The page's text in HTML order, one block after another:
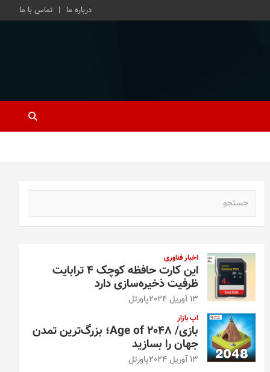
درباره ما تماس با ما
اخبار فناوری
این کارت حافظه کوچک ۴ ترابایت
ظرفیت ذخیره‌سازی دارد
13 آوریل 2024 پاورتل
اپ بازار
بازی/ Age of 2048؛ بزرگ‌ترین تمدن
جهان را بسازید
13 آوریل 2024 پاورتل